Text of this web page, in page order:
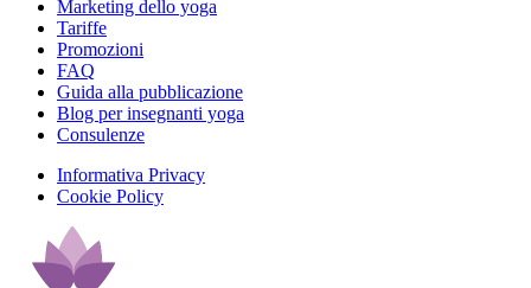
Marketing dello yoga
Tariffe
Promozioni
FAQ
Guida alla pubblicazione
Blog per insegnanti yoga
Consulenze
Informativa Privacy
Cookie Policy